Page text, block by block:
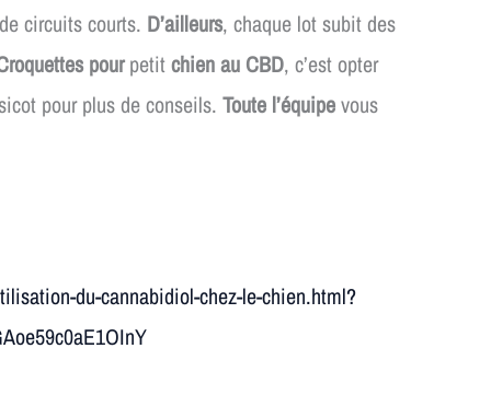
circuits courts. D’ailleurs, chaque lot subit des
pourpetitchien au CBD, c’est opter
pour plus de conseils. Toute l’équipevous
du-cannabidiol-chez-le-chien.html?